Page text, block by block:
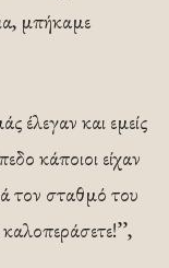
μπήκαμε
έλεγαν και εμείς
κάποιοι είχαν
τον σταθμό του